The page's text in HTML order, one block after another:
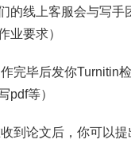
的线上客服会与写
业要求）
完毕后发你Turnitin
pdf等）
到论文后，你可以